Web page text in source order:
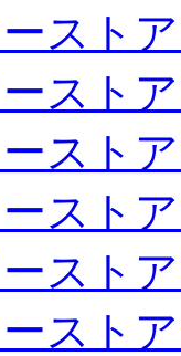
スト
スト
スト
スト
スト
スト